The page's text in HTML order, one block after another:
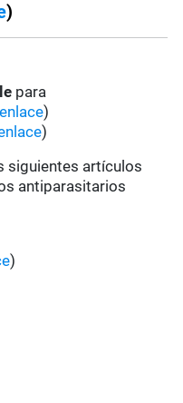
)
para
enlace)
)
siguientes artículos
antiparasitarios
)